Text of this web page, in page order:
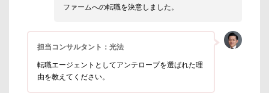
ファームへの転職を決意しました。
担当コンサルタント：光法
転職エージェントとしてアンテロープを選ばれた理
由を教えてください。